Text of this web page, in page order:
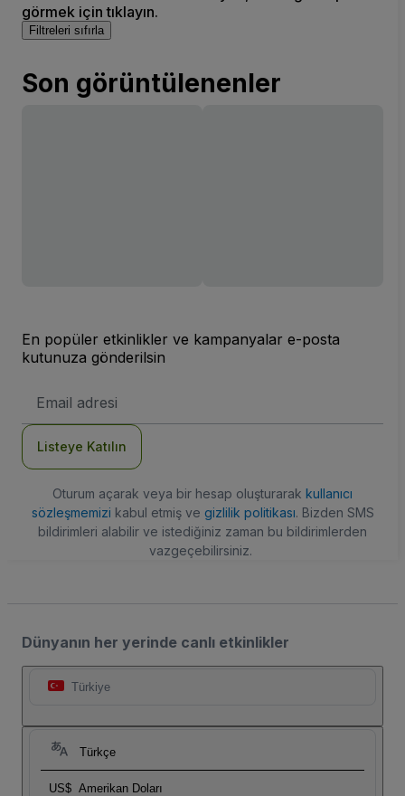
görmek için tıklayın.
Filtreleri sıfırla
Son görüntülenenler
En popüler etkinlikler ve kampanyalar e-posta
kutunuza gönderilsin
posta
Listeye Katılın
Oturum açarak veya bir hesap oluşturarak kullanıcı
sözleşmemizi kabul etmiş ve gizlilik politikası. Bizden SMS
bildirimleri alabilir ve istediğiniz zaman bu bildirimlerden
vazgeçebilirsiniz.
Dünyanın her yerinde canlı etkinlikler
Türkiye
Türkçe
US$ Amerikan Doları